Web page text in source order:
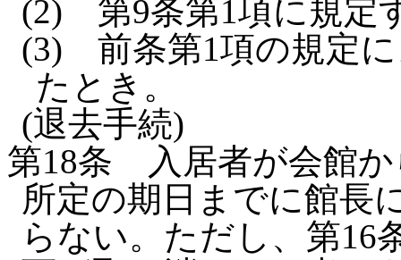
(2) 第9条第1項に規定
(3) 前条第1項の規定
たとき。
(退去手続)
第18条
入居者が会館
所定の期日までに館長
らない。 ただし、第16